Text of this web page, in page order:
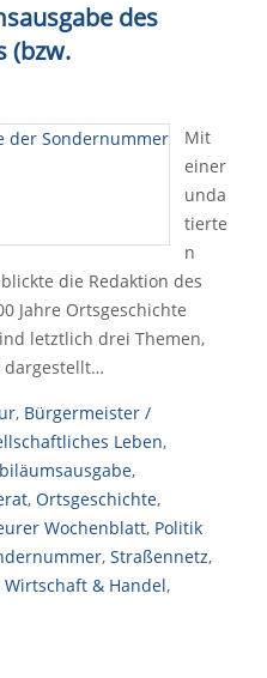
des
(bzw.
Mit
einer
unda
tierte
n
die Redaktion des
Jahre Ortsgeschichte
letztlich drei Themen,
dargestellt…
, Bürgermeister /
Leben,
,
, Ortsgeschichte,
Wochenblatt, Politik
, Straßennetz,
Wirtschaft & Handel,